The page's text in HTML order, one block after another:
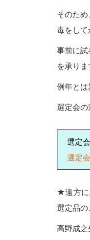
そのた
毒をして
事前に
を承りま
例年とは
選定会
選定
選定
★遠方に
選定品の
高野成之